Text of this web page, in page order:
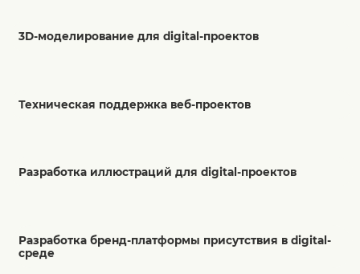
3D-моделирование для digital-проектов
Техническая поддержка веб-проектов
Разработка иллюстраций для digital-проектов
Разработка бренд-платформы присутствия в digital-
среде